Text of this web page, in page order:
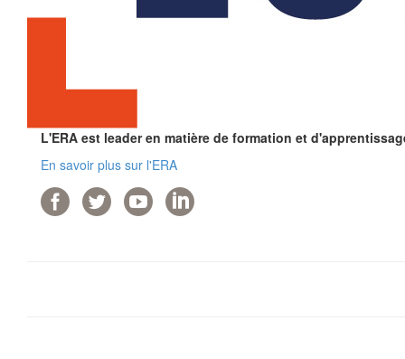
L'ERA est leader en matière de formation et
En savoir plus sur l'ERA